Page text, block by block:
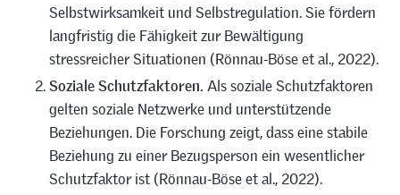
Selbstwirksamkeit und Selbstregulation. Sie fördern
langfristig die Fähigkeit zur Bewältigung
stressreicher Situationen (Rönnau-Böse et al., 2022).
Soziale Schutzfaktoren. Als soziale Schutzfaktoren
gelten soziale Netzwerke und unterstützende
Beziehungen. Die Forschung zeigt, dass eine stabile
Beziehung zu einer Bezugsperson ein wesentlicher
Schutzfaktor ist (Rönnau-Böse et al., 2022).